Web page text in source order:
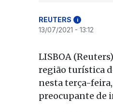
REUTERS i
13/07/2021 - 13:12
LISBOA
região turística
nesta terça-
preocupante de